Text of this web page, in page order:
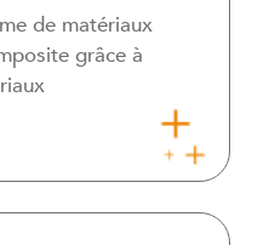
de matériaux
grâce à